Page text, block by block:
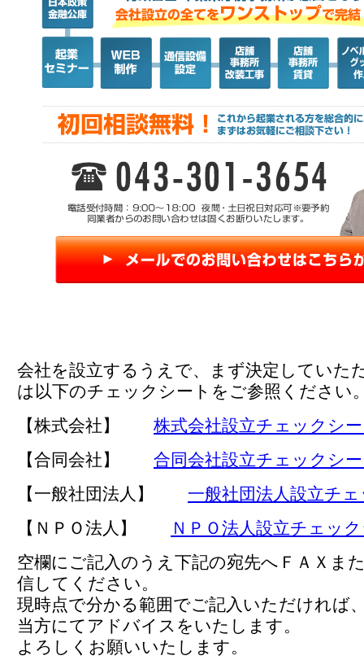
会社を設立するうえで、まず決定していた
は以下のチェックシートをご参照ください
【株式会社】 株式会社設立チェックシ
【合同会社】 合同会社設立チェックシ
【一般社団法人】 一般社団法人設立チ
【ＮＰＯ法人】
ＮＰＯ法人設立チェッ
空欄にご記入のうえ下記の宛先へＦＡＸま
信してください。
現時点で分かる範囲でご記入いただければ
当方にてアドバイスをいたします。
よろしくお願いいたします。